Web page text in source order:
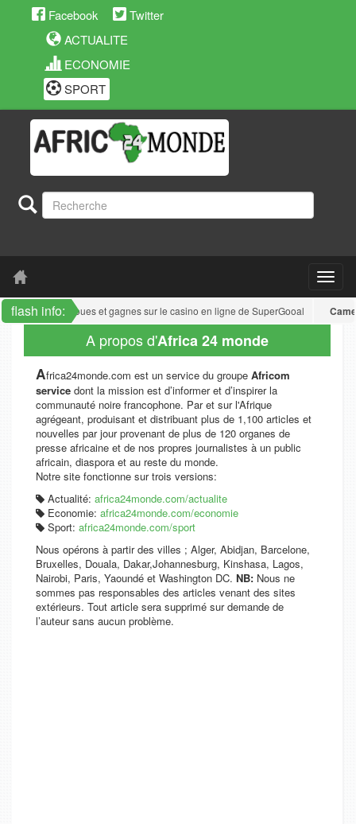
Facebook
Twitter
ACTUALITE
ECONOMIE
SPORT
flash info:
Poker : joues et gagnes sur le casino en ligne de SuperGooal Cameroun:
A propos d'Africa 24 monde
Africa24monde.com est un service du groupe Africom
service dont la mission est d’informer et d’inspirer la
communauté noire francophone. Par et sur l'Afrique
agrégeant, produisant et distribuant plus de 1,100 articles et
nouvelles par jour provenant de plus de 120 organes de
presse africaine et de nos propres journalistes à un public
africain, diaspora et au reste du monde.
Notre site fonctionne sur trois versions:
Actualité: africa24monde.com/actualite
Economie: africa24monde.com/economie
Sport: africa24monde.com/sport
Nous opérons à partir des villes ; Alger, Abidjan, Barcelone,
Bruxelles, Douala, Dakar,Johannesburg, Kinshasa, Lagos,
Nairobi, Paris, Yaoundé et Washington DC. NB: Nous ne
sommes pas responsables des articles venant des sites
extérieurs. Tout article sera supprimé sur demande de
l’auteur sans aucun problème.